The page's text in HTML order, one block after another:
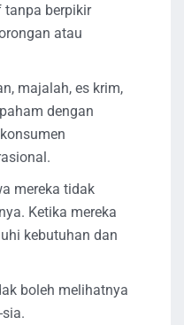
tanpa berpikir
atau
majalah, es krim,
dengan
mereka tidak
Ketika mereka
kebutuhan dan
boleh melihatnya